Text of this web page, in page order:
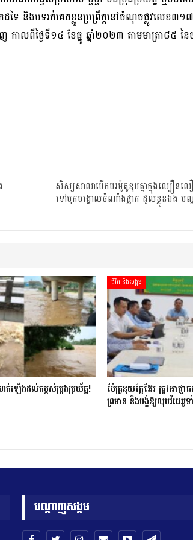
ដទៃ និងបទរត់គេចខ្លួនប្រព្រឹត្តនៅចំណុចផ្លូវលេខ៣១
លពីថ្ងៃទី១៤ ខែធ្នូ ឆ្នាំ២០២៣ តាមមាត្រា៨៥ នៃ
សិស្សសាលាបើកបរម៉ូតូឌុបគ្នាក្នុងល្បឿនល
ទៅបុកបង្គោលចំណាំងផ្លាត ដួលខ្លួនឯង ប
ឡើងដល់កម្ពស់ប្រុងប្រយ័ត្ន!
ជីវិត និងសង្គម
ម៉ែគ្រូនុយក្លែអ៊ែរ ត្រូវអាជ្ញា
ព្រមាន និងបង្ខំឱ្យលុបវីដេ
បណ្តាញសង្គម